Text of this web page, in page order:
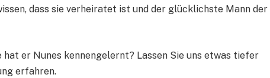
dass sie verheiratet ist und der glücklichste Mann der
hat er Nunes kennengelernt? Lassen Sie uns etwas tiefer
erfahren.